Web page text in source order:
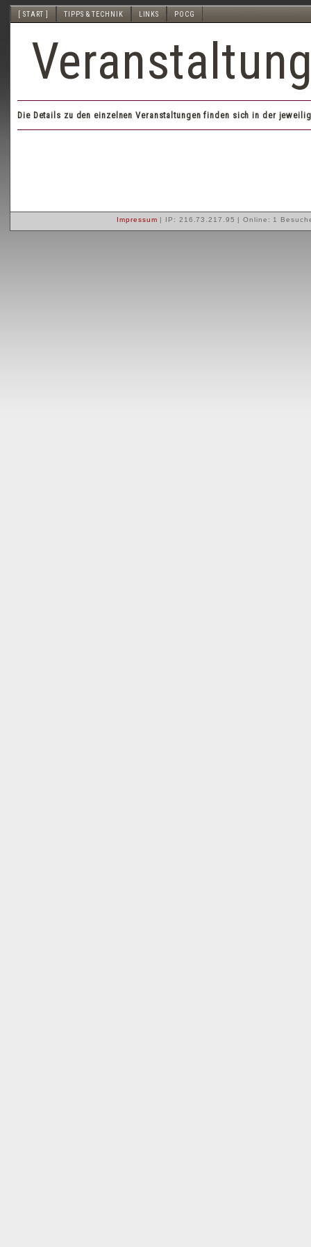
[ START ] TIPPS & TECHNIK LINKS POCG
Die Details zu den einzelnen Veranstaltungen finden sich in der
Impressum | IP: 216.73.217.95 |Online: 1